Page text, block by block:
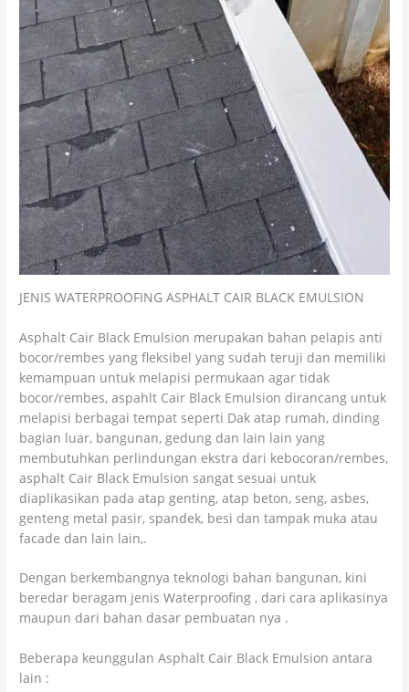
JENIS WATERPROOFING ASPHALT CAIR BLACK EMULSION
Asphalt Cair Black Emulsion merupakan bahan pelapis anti
bocor/rembes yang fleksibel yang sudah teruji dan memiliki
kemampuan untuk melapisi permukaan agar tidak
bocor/rembes, aspahlt Cair Black Emulsion dirancang untuk
melapisi berbagai tempat seperti Dak atap rumah, dinding
bagian luar, bangunan, gedung dan lain lain yang
membutuhkan perlindungan ekstra dari kebocoran/rembes,
asphalt Cair Black Emulsion sangat sesuai untuk
diaplikasikan pada atap genting, atap beton, seng, asbes,
genteng metal pasir, spandek, besi dan tampak muka atau
facade dan lain lain,.
Dengan berkembangnya teknologi bahan bangunan, kini
beredar beragam jenis Waterproofing , dari cara aplikasinya
maupun dari bahan dasar pembuatan nya .
Beberapa keunggulan Asphalt Cair Black Emulsion antara
lain :